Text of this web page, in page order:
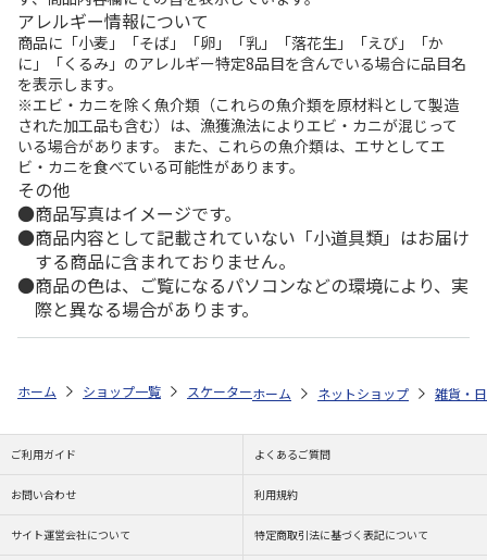
アレルギー情報について
商品に「小麦」「そば」「卵」「乳」「落花生」「えび」「か
に」「くるみ」のアレルギー特定8品目を含んでいる場合に品目名
を表示します。
※エビ・カニを除く魚介類（これらの魚介類を原材料として製造
された加工品も含む）は、漁獲漁法によりエビ・カニが混じって
いる場合があります。 また、これらの魚介類は、エサとしてエ
ビ・カニを食べている可能性があります。
その他
商品写真はイメージです。
商品内容として記載されていない「小道具類」はお届け
する商品に含まれておりません。
商品の色は、ご覧になるパソコンなどの環境により、実
際と異なる場合があります。
ホーム ショップ一覧 スケーター 抗菌食洗機対応直飲プラワンタッ
ホーム ネットショップ 雑貨・
ご利用ガイド よくあるご質問
お問い合わせ 利用規約
サイト運営会社について 特定商取引法に基づく表記について